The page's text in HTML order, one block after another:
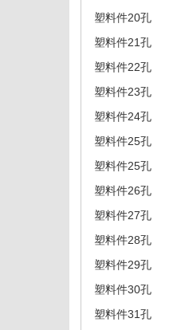
塑料件20孔
塑料件21孔
塑料件22孔
塑料件23孔
塑料件24孔
塑料件25孔
塑料件25孔
塑料件26孔
塑料件27孔
塑料件28孔
塑料件29孔
塑料件30孔
塑料件31孔